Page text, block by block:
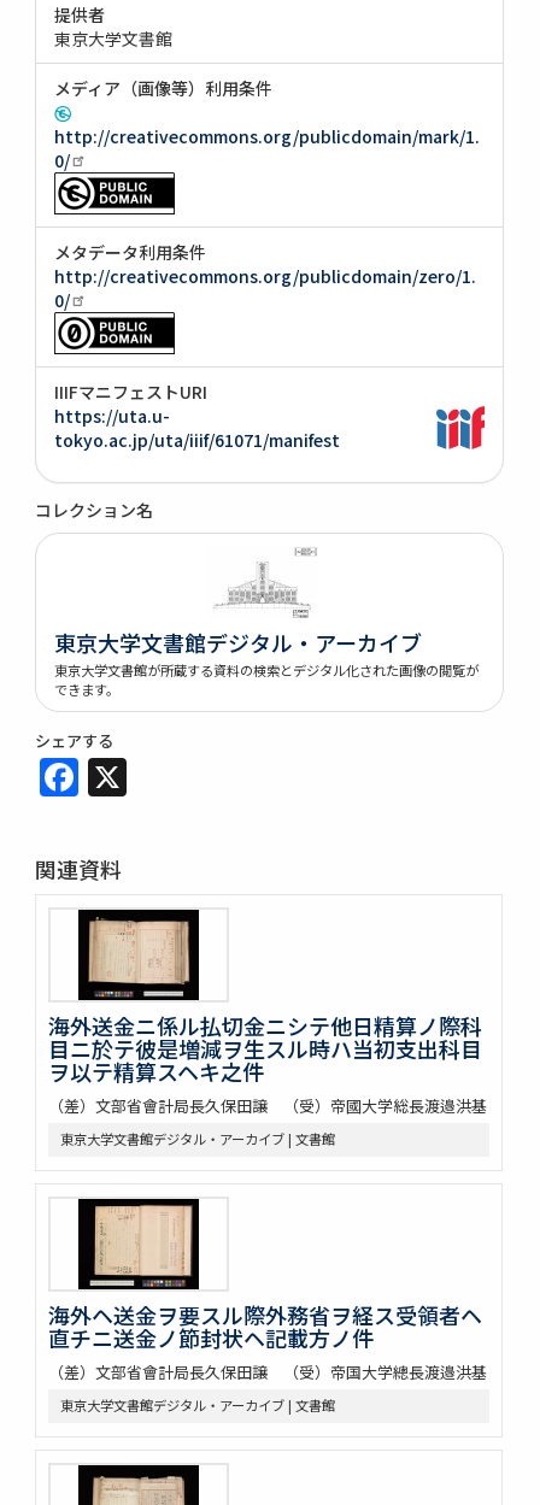
提供者
東京大学文書館
メディア（画像等）利用条件
http://creativecommons.org/publicdomain/mark/1.
0/
メタデータ利用条件
http://creativecommons.org/publicdomain/zero/1.
0/
IIIFマニフェストURI
https://uta.u-
tokyo.ac.jp/uta/iiif/61071/manifest
コレクション名
東京大学文書館デジタル・アーカイブ
東京大学文書館が所蔵する資料の検索とデジタル化された画像の閲覧が
できます。
シェアする
Facebook
関連資料
海外送金ニ係ル払切金ニシテ他日精算ノ際科
目ニ於テ彼是増減ヲ生スル時ハ当初支出科目
ヲ以テ精算スヘキ之件
（差）文部省會計局長久保田譲 （受）帝國大学総長渡邉洪基
東京大学文書館デジタル・アーカイブ | 文書館
海外ヘ送金ヲ要スル際外務省ヲ経ス受領者ヘ
直チニ送金ノ節封状ヘ記載方ノ件
（差）文部省會計局長久保田譲 （受）帝国大学總長渡邉洪基
東京大学文書館デジタル・アーカイブ | 文書館